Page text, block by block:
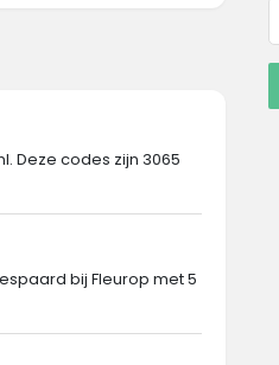
Deze codes zijn 3065
bij Fleurop met 5